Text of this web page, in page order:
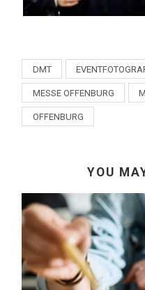
DMT
MESSE OFFENBURG
OFFENBURG
YOU